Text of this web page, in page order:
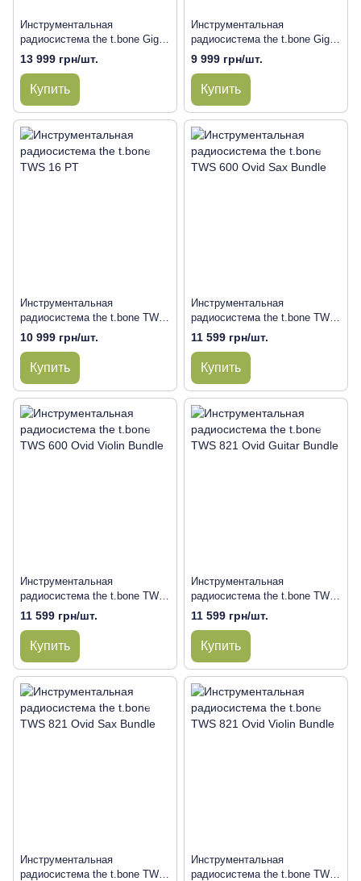
Инструментальная
радиосистема the t.bone GigA
Pro Pedal Set
13 999 грн/шт.
Купить
Инструментальная
радиосистема the t.bone GigA
Pro Street-Set
9 999 грн/шт.
Купить
Инструментальная
радиосистема the t.bone TWS
16 PT
10 999 грн/шт.
Купить
Инструментальная
радиосистема the t.bone TWS
600 Ovid Sax Bundle
11 599 грн/шт.
Купить
Инструментальная
радиосистема the t.bone TWS
600 Ovid Violin Bundle
11 599 грн/шт.
Купить
Инструментальная
радиосистема the t.bone TWS
821 Ovid Guitar Bundle
11 599 грн/шт.
Купить
Инструментальная
радиосистема the t.bone TWS
Инструментальная
радиосистема the t.bone TWS